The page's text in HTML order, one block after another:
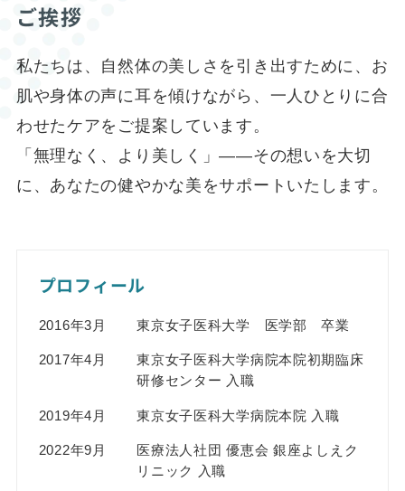
ご挨拶
私たちは、自然体の美しさを引き出すために、お
肌や身体の声に耳を傾けながら、一人ひとりに合
わせたケアをご提案しています。
「無理なく、より美しく」——その想いを大切
に、あなたの健やかな美をサポートいたします。
プロフィール
2016年3月 東京女子医科大学 医学部 卒業
2017年4月
東京女子医科大学病院本院初期臨床
研修センター 入職
2019年4月 東京女子医科大学病院本院 入職
2022年9月
医療法人社団 優恵会 銀座よしえク
リニック 入職